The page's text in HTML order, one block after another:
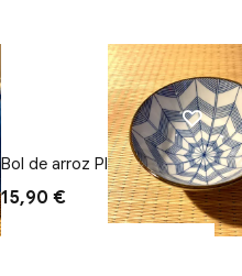
Bol de arroz Plumas de
flecha
15,90 €